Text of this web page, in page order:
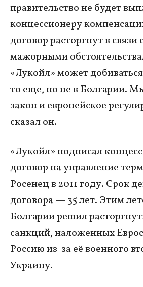
правительство не будет
концессионеру
договор расторгнут в связи
мажорными
«Лукойл» может
то еще, но не в Болгарии.
закон и европейское
сказал он.
«Лукойл» подписал
договор на управление
Росенец в 2011 году. Срок
договора — 35 лет. Этим
Болгарии решил
санкций, наложенных
Россию из-за её военного
Украину.